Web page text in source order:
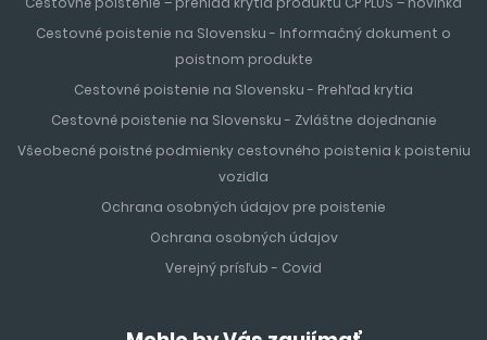
Cestovné poistenie na Slovensku - Informačný dokument o
poistnom produkte
Cestovné poistenie na Slovensku - Prehľad krytia
Cestovné poistenie na Slovensku - Zvláštne dojednanie
Všeobecné poistné podmienky cestovného poistenia k poisteniu
vozidla
Ochrana osobných údajov pre poistenie
Ochrana osobných údajov
Verejný prísľub - Covid